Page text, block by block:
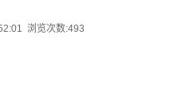
浏览次数:493